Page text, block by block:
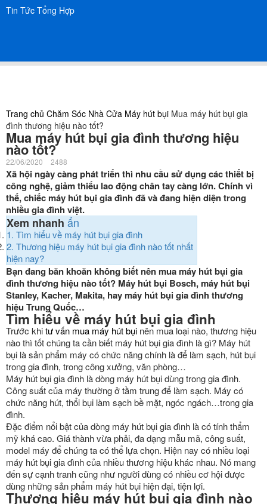
Tin Tức Tổng Hợp
Trang chủ Chăm Sóc Nhà Cửa Máy hút bụi Mua máy hút bụi gia
đình thương hiệu nào tốt?
Mua máy hút bụi gia đình thương hiệu
nào tốt?
22/06/2020 2488
Xã hội ngày càng phát triển thì nhu cầu sử dụng các thiết bị
công nghệ, giảm thiểu lao động chân tay càng lớn. Chính vì
thế, chiếc máy hút bụi gia đình đã và đang hiện diện trong
nhiều gia đình việt.
Xem nhanh ẩn
1. Tìm hiểu về máy hút bụi gia đình
2. Thương hiệu máy hút bụi gia đình nào tốt nhất
hiện nay?
Bạn đang băn khoăn không biết nên mua máy hút bụi gia
đình thương hiệu nào tốt? Máy hút bụi Bosch, máy hút bụi
Stanley, Kacher, Makita, hay máy hút bụi gia đình thương
hiệu Trung Quốc…
Tìm hiểu về máy hút bụi gia đình
Trước khitư vấn mua máy hút bụi nên mua loại nào, thương hiệu
nào thì tốt chúng ta cần biết máy hút bụi gia đình là gì? Máy hút
bụi là sản phẩm máy có chức năng chính là để làm sạch, hút bụi
trong gia đình, trong công xưởng, văn phòng…
Máy hút bụi gia đình là dòng máy hút bụi dùng trong gia đình.
Công suất của máy thường ở tầm trung để làm sạch. Máy có
chức năng hút, thổi bụi làm sạch bề mặt, ngóc ngách…trong gia
đình.
Đặc điểm nổi bật của dòng máy hút bụi gia đình là có tính thẩm
mỹ khá cao. Giá thành vừa phải, đa dạng mẫu mã, công suất,
model máy để chúng ta có thể lựa chọn. Hiện nay có nhiều loại
máy hút bụi gia đình của nhiều thương hiệu khác nhau. Nó mang
đến sự cạnh tranh cũng như người dùng có nhiều cơ hội được
dùng những sản phẩm máy hút bụi hiện đại, tiện lợi.
Thương hiệu máy hút bụi gia đình nào